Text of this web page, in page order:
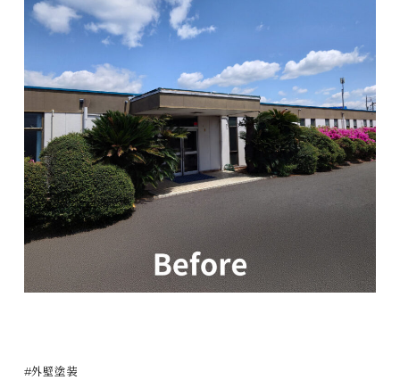
#外壁塗装